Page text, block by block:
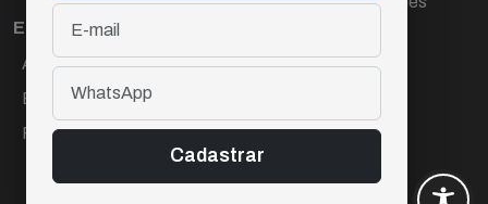
Equipe
Ana Lúcia Cortez
Eliane Hardy
Fernando Torres